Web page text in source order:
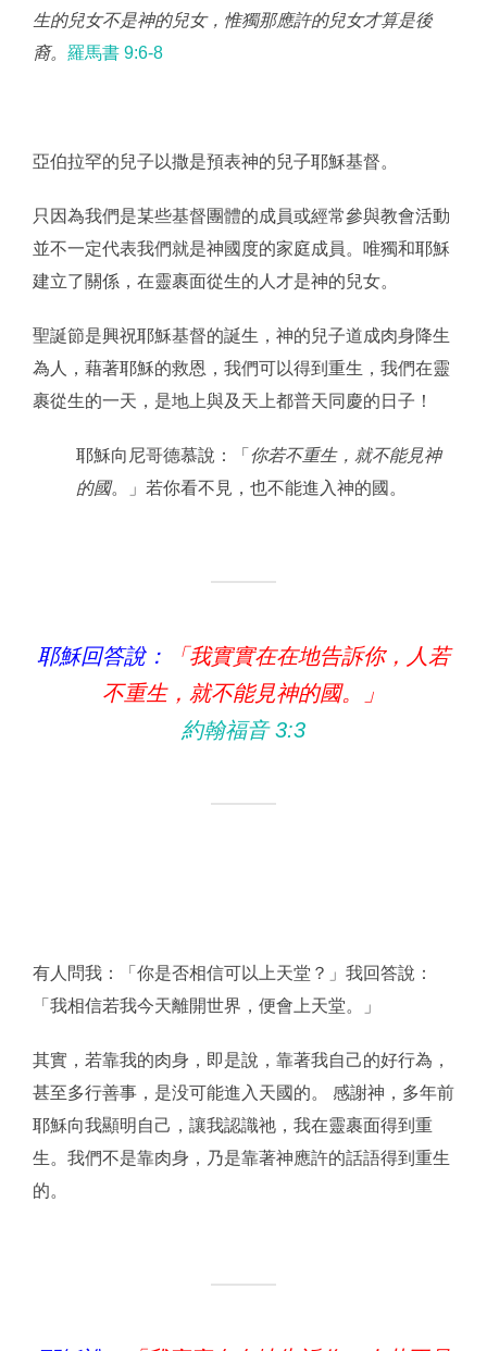
生的兒女不是神的兒女，惟獨那應許的兒女才算是後
裔。 羅馬書 9:6‭-8
亞伯拉罕的兒子以撒是預表神的兒子耶穌基督。
只因為我們是某些基督團體的成員或經常參與教會活動
並不一定代表我們就是神國度的家庭成員。唯獨和耶穌
建立了關係，在靈裹面從生的人才是神的兒女。
聖誕節是興祝耶穌基督的誕生，神的兒子道成肉身降生
為人，藉著耶穌的救恩，我們可以得到重生，我們在靈
裹從生的一天，是地上與及天上都普天同慶的日子！
耶穌向尼哥德慕說：「 你若不重生，就不能見神
的國。」若你看不見，也不能進入神的國。
耶穌回答說：
「我實實在在地告訴你，人若
不重生，就不能見神的國。」
約翰福音 3:3
有人問我：「你是否相信可以上天堂？」我回答說：
「我相信若我今天離開世界，便會上天堂。」
其實，若靠我的肉身，即是說，靠著我自己的好行為，
甚至多行善事，是没可能進入天國的。 感謝神，多年前
耶穌向我顯明自己，讓我認識祂，我在靈裹面得到重
生。我們不是靠肉身，乃是靠著神應許的話語得到重生
的。